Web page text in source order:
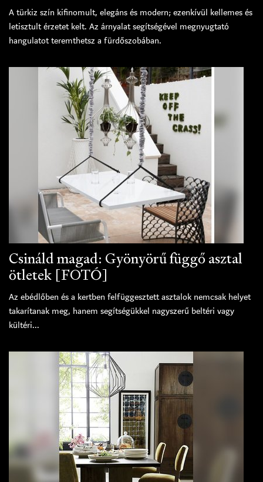
A türkiz szín kifinomult, elegáns és modern; ezenkívül kellemes és
letisztult érzetet kelt. Az árnyalat segítségével megnyugtató
hangulatot teremthetsz a fürdőszobában.
Csináld magad: Gyönyörű függő asztal
ötletek [FOTÓ]
Az ebédlőben és a kertben felfüggesztett asztalok nemcsak helyet
takarítanak meg, hanem segítségükkel nagyszerű beltéri vagy
kültéri...